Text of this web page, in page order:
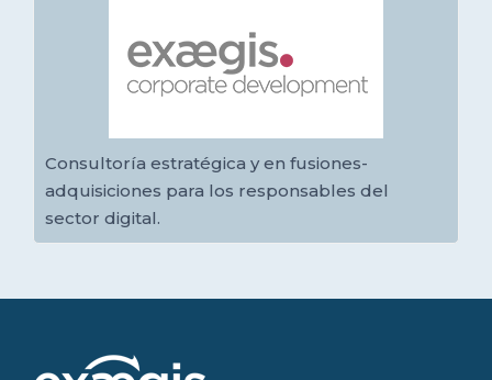
Consultoría estratégica y en fusiones-
adquisiciones para los responsables del
sector digital.